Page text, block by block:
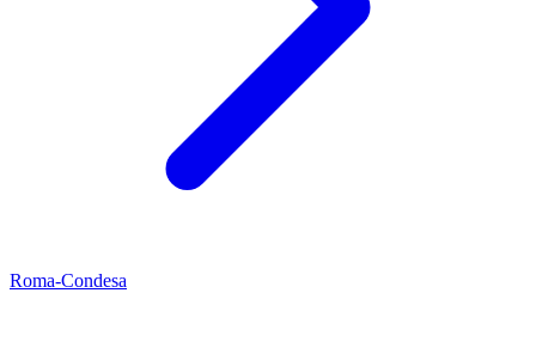
Roma-Condesa